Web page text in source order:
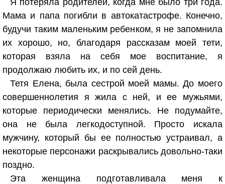
Я потеряла родителей, когда мне было три года.
Мама и папа погибли в автокатастрофе. Конечно,
будучи таким маленьким ребенком, я не запомнила
их хорошо, но, благодаря рассказам моей тети,
которая взяла на себя мое воспитание, я
продолжаю любить их, и по сей день.
Тетя Елена, была сестрой моей мамы. До моего
совершеннолетия я жила с ней, и ее мужьями,
которые периодически менялись. Не подумайте,
она не была легкодоступной. Просто искала
мужчину, который бы ее полностью устраивал, а
некоторые персонажи раскрывались довольно-таки
поздно.
Эта женщина подготавливала меня к